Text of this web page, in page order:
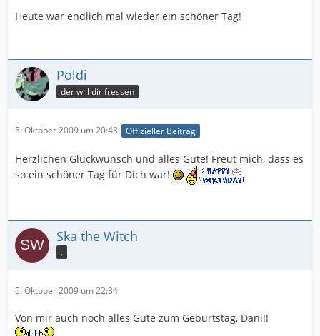
Heute war endlich mal wieder ein schöner Tag!
Poldi
der will dir fressen
5. Oktober 2009 um 20:48 Offizieller Beitrag
Herzlichen Glückwunsch und alles Gute! Freut mich, dass es
so ein schöner Tag für Dich war!
Ska the Witch
.
5. Oktober 2009 um 22:34
Von mir auch noch alles Gute zum Geburtstag, Dani!!